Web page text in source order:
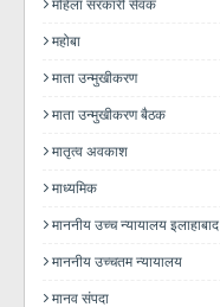
महिला सरकारी सेवक
महोबा
माता उन्मुखीकरण
माता उन्मुखीकरण बैठक
मातृत्व अवकाश
माध्यमिक
माननीय उच्च न्यायालय इलाहाबाद
माननीय उच्चतम न्यायालय
मानव संपदा